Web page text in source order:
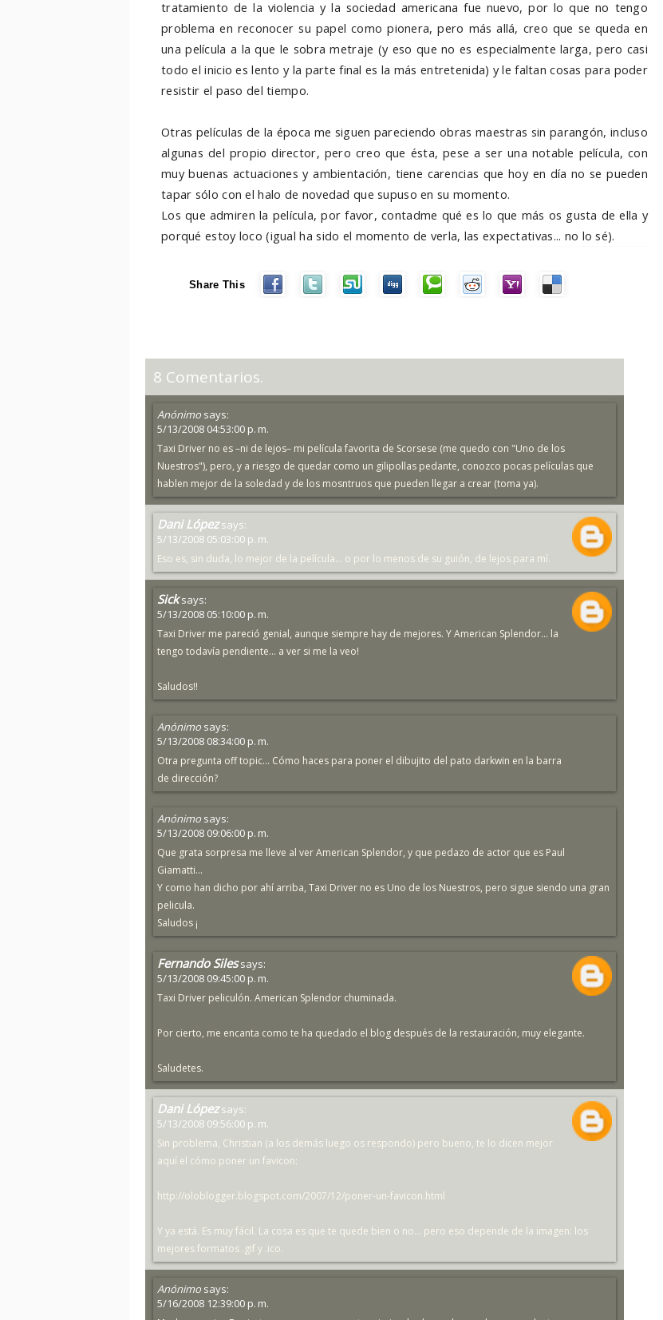
tratamiento de la violencia y la sociedad americana fue nuevo, por lo que no tengo
problema en reconocer su papel como pionera, pero más allá, creo que se queda en
una película a la que le sobra metraje (y eso que no es especialmente larga, pero casi
todo el inicio es lento y la parte final es la más entretenida) y le faltan cosas para poder
resistir el paso del tiempo.
Otras películas de la época me siguen pareciendo obras maestras sin parangón, incluso
algunas del propio director, pero creo que ésta, pese a ser una notable película, con
muy buenas actuaciones y ambientación, tiene carencias que hoy en día no se pueden
tapar sólo con el halo de novedad que supuso en su momento.
Los que admiren la película, por favor, contadme qué es lo que más os gusta de ella y
porqué estoy loco (igual ha sido el momento de verla, las expectativas... no lo sé).
Share This
8 Comentarios.
Anónimo says:
5/13/2008 04:53:00 p. m.
Taxi Driver no es –ni de lejos– mi película favorita de Scorsese (me quedo con "Uno de los
Nuestros"), pero, y a riesgo de quedar como un gilipollas pedante, conozco pocas películas que
hablen mejor de la soledad y de los mosntruos que pueden llegar a crear (toma ya).
Dani López says:
5/13/2008 05:03:00 p. m.
Eso es, sin duda, lo mejor de la película... o por lo menos de su guión, de lejos para mí.
Sick says:
5/13/2008 05:10:00 p. m.
Taxi Driver me pareció genial, aunque siempre hay de mejores. Y American Splendor... la
tengo todavía pendiente... a ver si me la veo!
Saludos!!
Anónimo says:
5/13/2008 08:34:00 p. m.
Otra pregunta off topic... Cómo haces para poner el dibujito del pato darkwin en la barra
de dirección?
Anónimo says:
5/13/2008 09:06:00 p. m.
Que grata sorpresa me lleve al ver American Splendor, y que pedazo de actor que es Paul
Giamatti...
Y como han dicho por ahí arriba, Taxi Driver no es Uno de los Nuestros, pero sigue siendo una gran
pelicula.
Saludos ¡
Fernando Siles says:
5/13/2008 09:45:00 p. m.
Taxi Driver peliculón. American Splendor chuminada.
Por cierto, me encanta como te ha quedado el blog después de la restauración, muy elegante.
Saludetes.
Dani López says:
5/13/2008 09:56:00 p. m.
Sin problema, Christian (a los demás luego os respondo) pero bueno, te lo dicen mejor
aquí el cómo poner un favicon:
http://oloblogger.blogspot.com/2007/12/poner-un-favicon.html
Y ya está. Es muy fácil. La cosa es que te quede bien o no... pero eso depende de la imagen: los
mejores formatos .gif y .ico.
Anónimo says:
5/16/2008 12:39:00 p. m.